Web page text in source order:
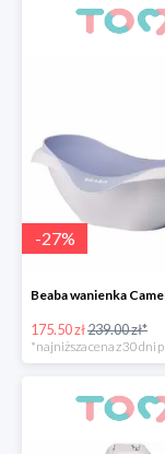
-27%
175.50 zł239.00 zł*